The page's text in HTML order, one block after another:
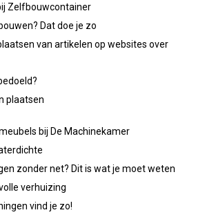
Zelfbouwcontainer
Dat doe je zo
van artikelen op websites over
plaatsen
bij De Machinekamer
zonder net? Dit is wat je moet weten
verhuizing
vind je zo!